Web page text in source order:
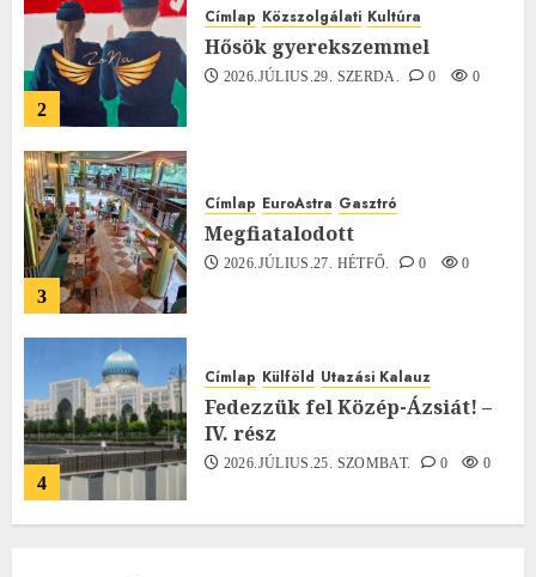
2
Címlap Közszolgálati Kultúra
Hősök gyerekszemmel
2026.JÚLIUS.29. SZERDA. 0 0
3
Címlap EuroAstra Gasztró
Megfiatalodott
2026.JÚLIUS.27. HÉTFŐ. 0 0
4
Címlap Külföld Utazási Kalauz
Fedezzük fel Közép-Ázsiát! –
IV. rész
2026.JÚLIUS.25. SZOMBAT. 0 0